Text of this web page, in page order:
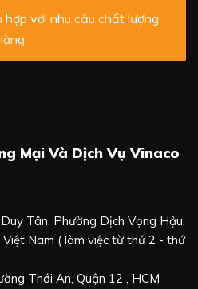
hợp với nhu cầu chất lượng
Mại Và Dịch Vụ Vinaco
Tân, Phường Dịch Vọng Hậu,
Việt Nam ( làm việc từ thứ 2 - thứ
Thới An, Quận 12 , HCM